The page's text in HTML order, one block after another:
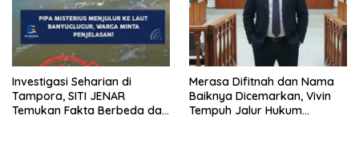
Investigasi Seharian di
Tampora, SITI JENAR
Temukan Fakta Berbeda dari
Merasa Difitnah dan Nama
Baiknya Dicemarkan, Vivin
Tempuh Jalur Hukum